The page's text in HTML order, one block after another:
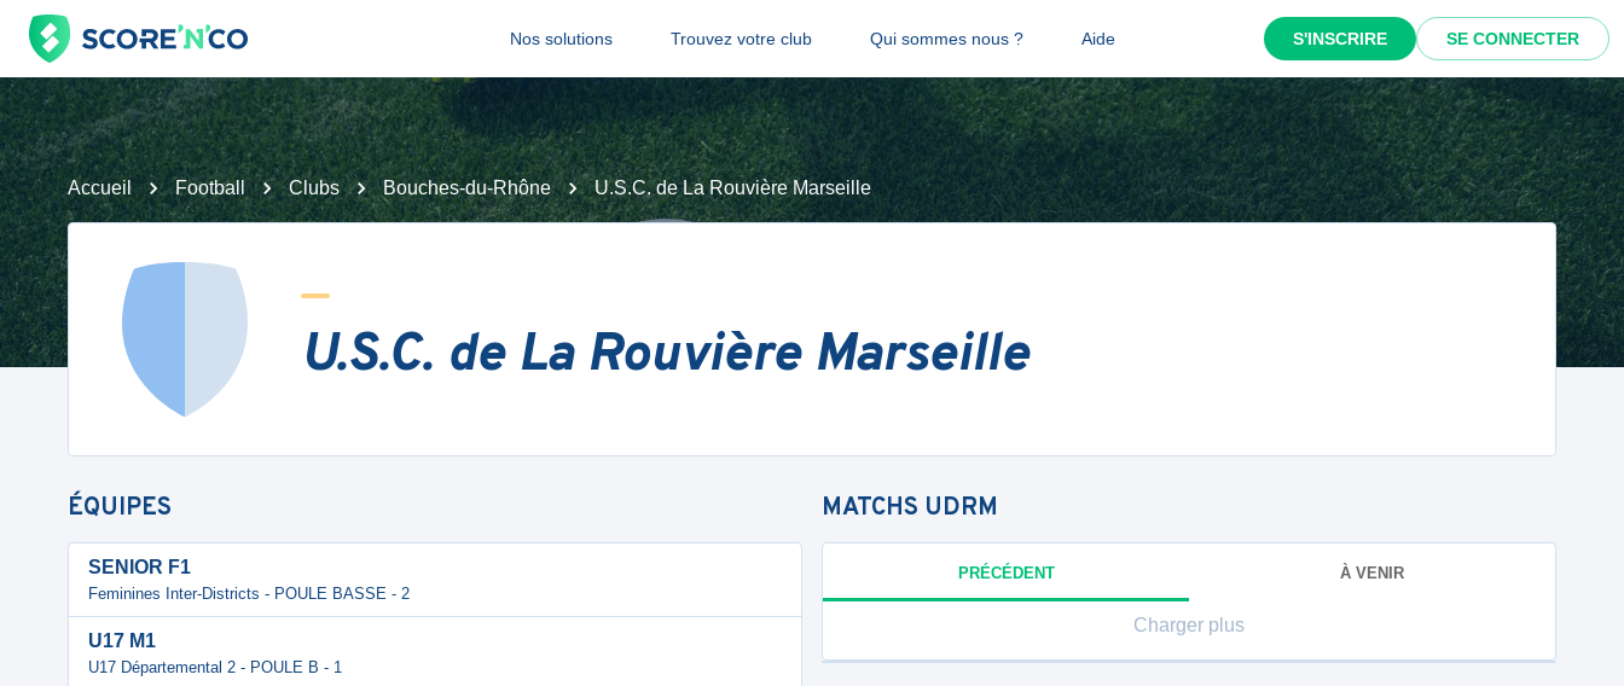
Nos solutions Trouvez votre club Qui sommes nous ? Aide S'INSCRIRE SE CONNECTER
Accueil Football Clubs Bouches-du-Rhône U.S.C. de La Rouvière Marseille
U.S.C. de La Rouvière Marseille
ÉQUIPES
SENIOR F1
Feminines Inter-Districts - POULE BASSE - 2
U17 M1
U17 Départemental 2 - POULE B - 1
MATCHS UDRM
PRÉCÉDENT À VENIR
Charger plus